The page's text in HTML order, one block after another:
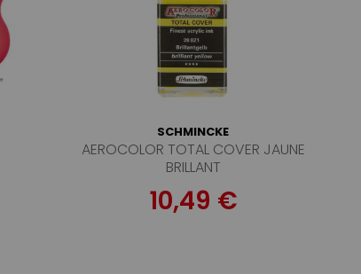
SCHMINCKE
AEROCOLOR TOTAL COVER JAUNE
BRILLANT
10,49 €